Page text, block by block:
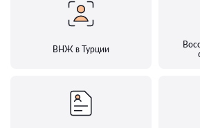
ВНЖ в Турции